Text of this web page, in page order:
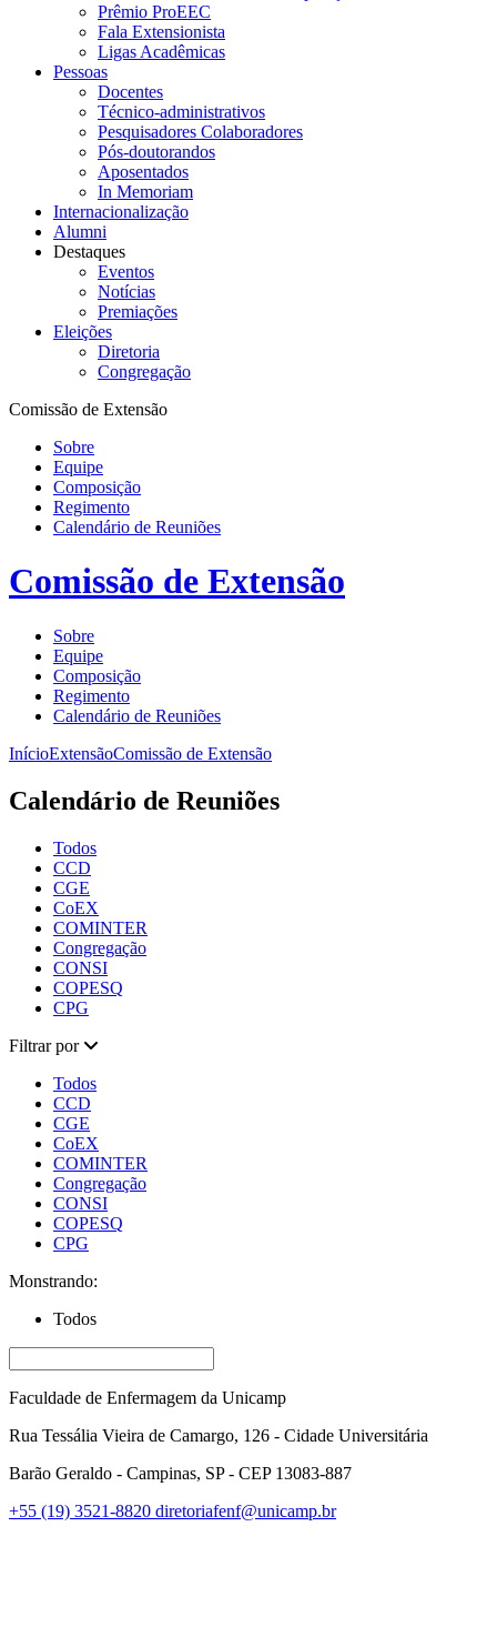
Prêmio ProEEC
Fala Extensionista
Ligas Acadêmicas
Pessoas
Docentes
Técnico-administrativos
Pesquisadores Colaboradores
Pós-doutorandos
Aposentados
In Memoriam
Internacionalização
Alumni
Destaques
Eventos
Notícias
Premiações
Eleições
Diretoria
Congregação
Comissão de Extensão
Sobre
Equipe
Composição
Regimento
Calendário de Reuniões
Comissão de Extensão
Sobre
Equipe
Composição
Regimento
Calendário de Reuniões
InícioExtensãoComissão de Extensão
Calendário de Reuniões
Todos
CCD
CGE
CoEX
COMINTER
Congregação
CONSI
COPESQ
CPG
Filtrar por
Todos
CCD
CGE
CoEX
COMINTER
Congregação
CONSI
COPESQ
CPG
Monstrando:
Todos
Faculdade de Enfermagem da Unicamp
Rua Tessália Vieira de Camargo, 126 - Cidade Universitária
Barão Geraldo - Campinas, SP - CEP 13083-887
+55 (19) 3521-8820 diretoriafenf@unicamp.br